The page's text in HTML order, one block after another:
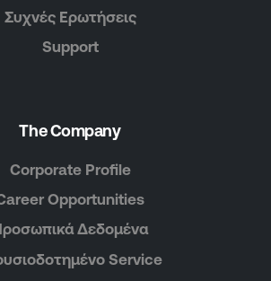
Συχνές Ερωτήσεις
Support
The Company
Corporate Profile
Opportunities
Δεδομένα
Service